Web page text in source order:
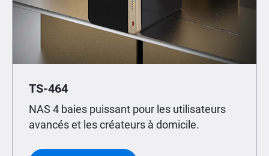
TS-464
NAS 4 baies puissant pour les utilisateurs
avancés et les créateurs à domicile.